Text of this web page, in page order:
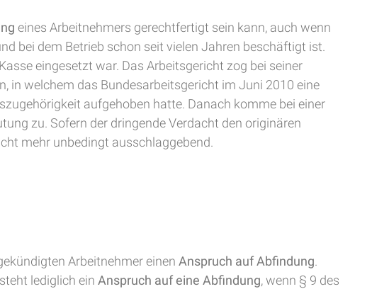
eines Arbeitnehmers gerechtfertigt sein kann, auch wenn
bei dem Betrieb schon seit vielen Jahren beschäftigt ist.
eingesetzt war. Das Arbeitsgericht zog bei seiner
in welchem das Bundesarbeitsgericht im Juni 2010 eine
aufgehoben hatte. Danach komme bei einer
zu. Sofern der dringende Verdacht den originären
mehr unbedingt ausschlaggebend.
Arbeitnehmer einen Anspruch auf Abfindung
lediglich ein Anspruch auf eine Abfindung, wenn § 9 des